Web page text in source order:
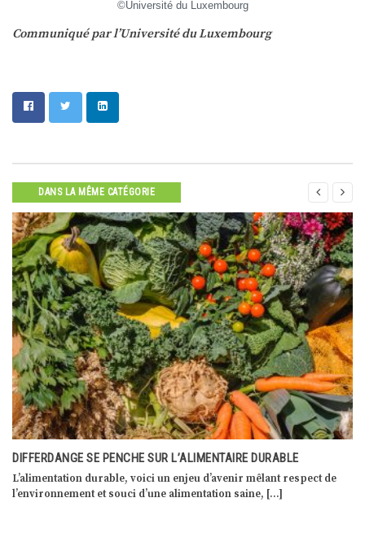
©Université du Luxembourg
Communiqué par l’Université du Luxembourg
DANS LA MÊME CATÉGORIE
L’ÉGALITÉ ENTRE LES SEXES S’APPREND ET SE VIT DÈS LES
PREMIÈRES ANNÉES DE LA SCOLARITÉ
Lors d’une conférence de presse conjointe, les ministres Taina
 